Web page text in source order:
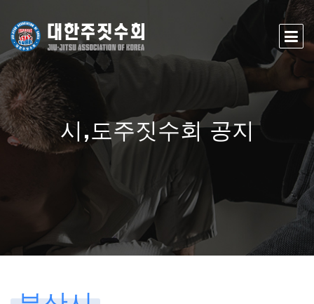
시,도주짓수회 공지